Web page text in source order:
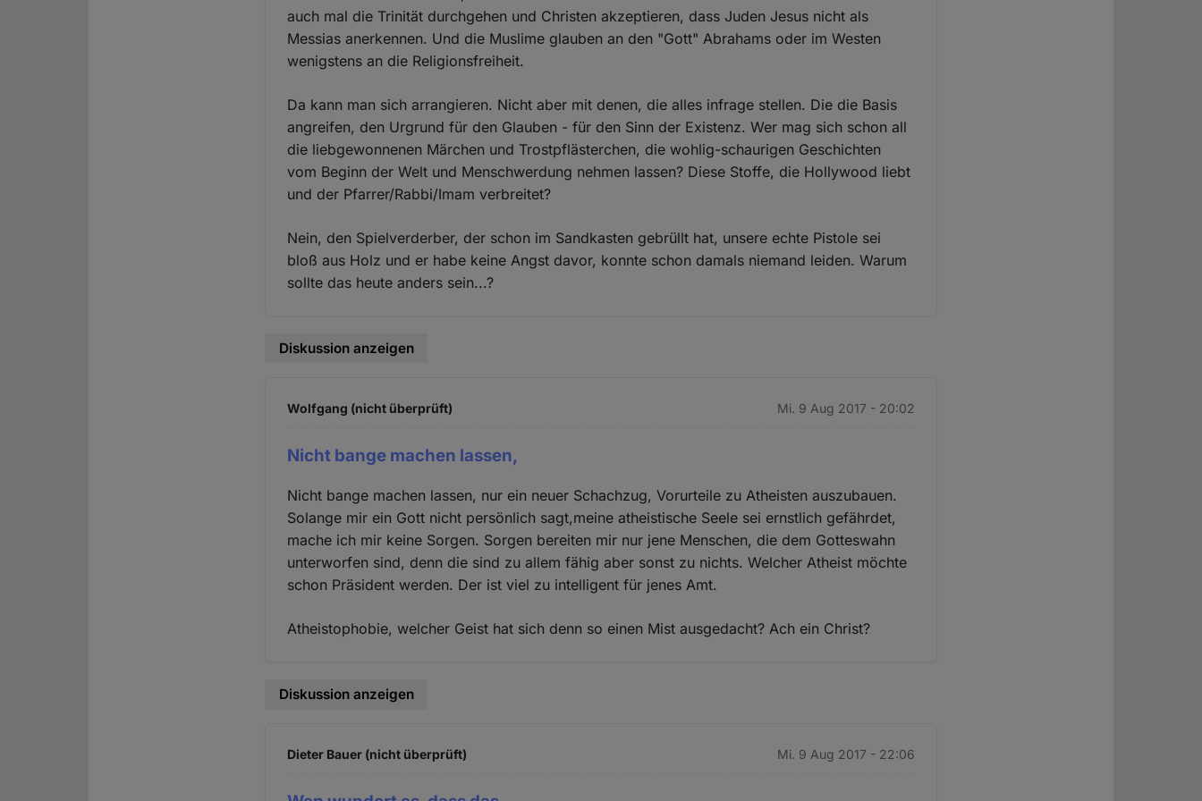
auch mal die Trinität durchgehen und Christen akzeptieren, dass Juden Jesus nicht als
Messias anerkennen. Und die Muslime glauben an den "Gott" Abrahams oder im Westen
wenigstens an die Religionsfreiheit.
Da kann man sich arrangieren. Nicht aber mit denen, die alles infrage stellen. Die die Basis
angreifen, den Urgrund für den Glauben - für den Sinn der Existenz. Wer mag sich schon all
die liebgewonnenen Märchen und Trostpflästerchen, die wohlig-schaurigen Geschichten
vom Beginn der Welt und Menschwerdung nehmen lassen? Diese Stoffe, die Hollywood liebt
und der Pfarrer/Rabbi/Imam verbreitet?
Nein, den Spielverderber, der schon im Sandkasten gebrüllt hat, unsere echte Pistole sei
bloß aus Holz und er habe keine Angst davor, konnte schon damals niemand leiden. Warum
sollte das heute anders sein...?
Diskussion anzeigen
Wolfgang (nicht überprüft) Mi. 9 Aug 2017 - 20:02
Nicht bange machen lassen,
Nicht bange machen lassen, nur ein neuer Schachzug, Vorurteile zu Atheisten auszubauen.
Solange mir ein Gott nicht persönlich sagt,meine atheistische Seele sei ernstlich gefährdet,
mache ich mir keine Sorgen. Sorgen bereiten mir nur jene Menschen, die dem Gotteswahn
unterworfen sind, denn die sind zu allem fähig aber sonst zu nichts. Welcher Atheist möchte
schon Präsident werden. Der ist viel zu intelligent für jenes Amt.
Atheistophobie, welcher Geist hat sich denn so einen Mist ausgedacht? Ach ein Christ?
Diskussion anzeigen
Dieter Bauer (nicht überprüft) Mi. 9 Aug 2017 - 22:06